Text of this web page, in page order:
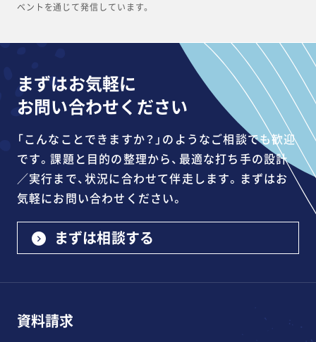
ベントを通じて発信しています。
まずはお気軽に
お問い合わせください
「こんなことできますか？」のようなご相談でも歓迎
です。課題と目的の整理から、最適な打ち手の設計
／実行まで、状況に合わせて伴走します。まずはお
気軽にお問い合わせください。
まずは相談する
資料請求